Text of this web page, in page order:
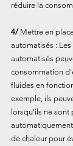
réduire la
4/ Mettre en
automatisés :
automatisés
consommation
fluides en
exemple, ils
lorsqu'ils ne sont
de chaleur pour